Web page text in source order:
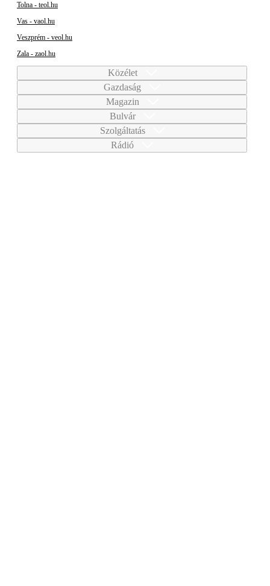
Tolna - teol.hu
Vas - vaol.hu
Veszprém - veol.hu
Zala - zaol.hu
Közélet
Gazdaság
Magazin
Bulvár
Szolgáltatás
Rádió